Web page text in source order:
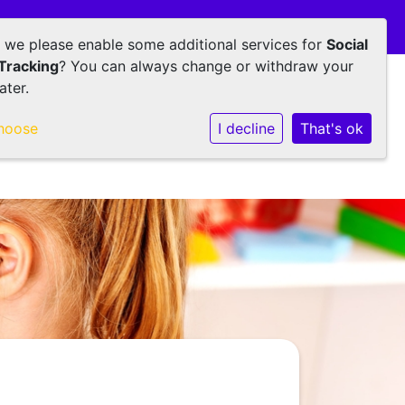
Contact
we please enable some additional services for Social
? You can always change or withdraw your
I decline That's ok